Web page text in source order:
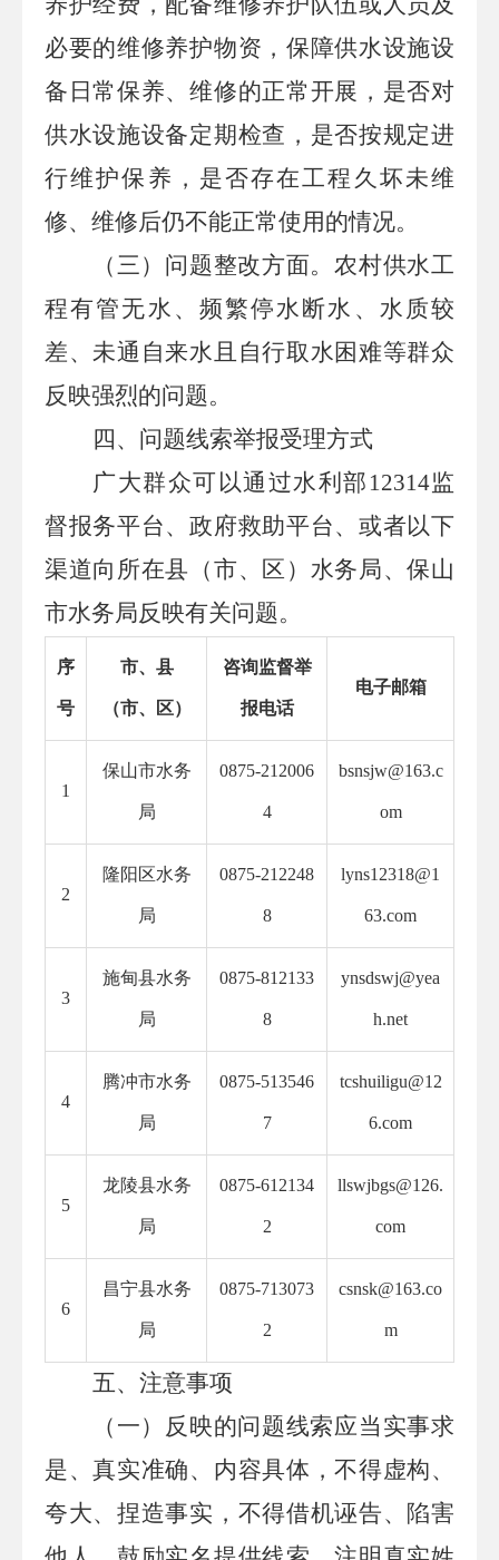
必要的维修养护物资，保障供水设施设
备日常保养、维修的正常开展，是否对
供水设施设备定期检查，是否按规定进
行维护保养，是否存在工程久坏未维
修、维修后仍不能正常使用的情况。
（三）问题整改方面。农村供水工
程有管无水、频繁停水断水、水质较
差、未通自来水且自行取水困难等群众
反映强烈的问题。
四、问题线索举报受理方式
广大群众可以通过水利部 12314监
督报务平台、政府救助平台、或者以下
渠道向 所在县（市、区 ）水务局、保山
市水务局反映有关问题。
序
号
市、县
（市、区）
咨询监督举
报电话
电子邮箱
1
保山市水务
局
0875-212006
4
bsnsjw@163.c
om
2
隆阳区水务
局
0875-212248
8
lyns12318@1
63.com
3
施甸县水务
局
0875-812133
8
ynsdswj@yea
h.net
4
腾冲市水务
局
0875-513546
7
tcshuiligu@12
6.com
5
龙陵县水务
局
0875-612134
2
llswjbgs@126.
com
6
昌宁县水务
局
0875-713073
2
csnsk@163.co
m
五、注意事项
（一）反映的问题线索应当实事求
是、真实准确、内容具体，不得虚构、
夸大、捏造事实，不得借机诬告、陷害